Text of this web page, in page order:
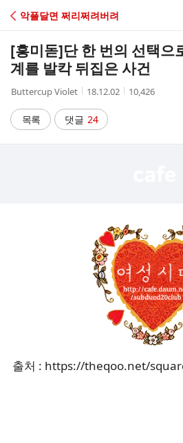
C
A
악플달면 쩌리쩌려버려
[흥미돋]단 한 번의 선택으
계를 발칵 뒤집은 사건
작
자
Buttercup Violet
작
시
간
18.12.02
조
10,426
목록 댓글 24
출처 : https://theqoo.net/